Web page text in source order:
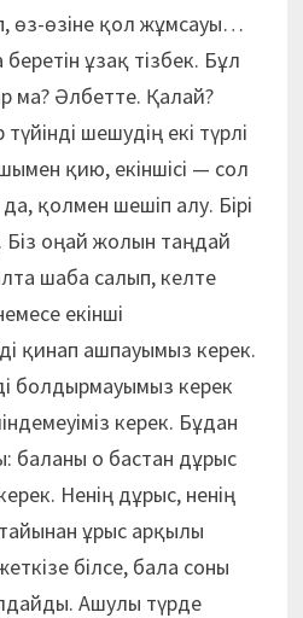
өз-өзіне қол жұмсауы…
ұзақ тізбек. Бұл
ма? Әлбетте. Қалай?
шешудің екі түрлі
қию, екіншісі — сол
қолмен шешіп алу. Бірі
Біз оңай жолын таңдай
шаба салып, келте
екінші
қинап ашпауымыз керек.
болдырмауымыз керек
керек. Бұдан
баланы о бастан дұрыс
Ненің дұрыс, ненің
ұрыс арқылы
білсе, бала соны
Ашулы түрде